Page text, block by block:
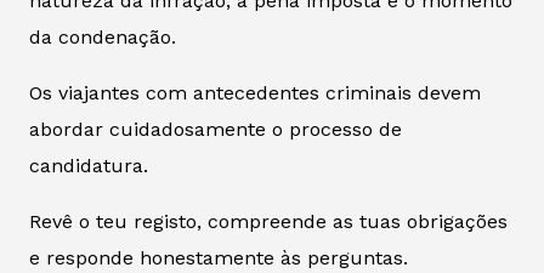
da condenação.
Os viajantes com antecedentes criminais devem
abordar cuidadosamente o processo de
candidatura.
Revê o teu registo, compreende as tuas obrigações
e responde honestamente às perguntas.